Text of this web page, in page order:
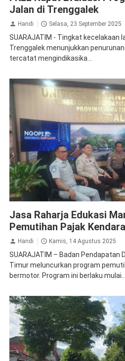
Jalan di Trenggalek
Handi Selasa, 23 September 2025
SUARAJATIM - Tingkat kecelakaan
Trenggalek menunjukkan
tercatat mengindikasika...
Jasa Raharja Edukasi
Pemutihan Pajak
Handi Kamis, 14 Agustus 2025
SUARAJATIM – Badan Pendapatan
Timur meluncurkan program
bermotor. Program ini berlaku mulai...